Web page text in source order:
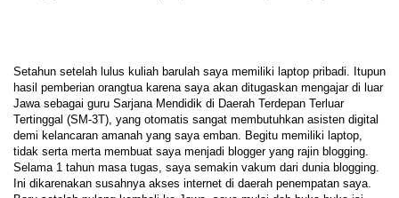
Setahun setelah lulus kuliah barulah saya memiliki laptop pribadi. Itupun
hasil pemberian orangtua karena saya akan ditugaskan mengajar di luar
Jawa sebagai guru Sarjana Mendidik di Daerah Terdepan Terluar
Tertinggal (SM-3T), yang otomatis sangat membutuhkan asisten digital
demi kelancaran amanah yang saya emban. Begitu memiliki laptop,
tidak serta merta membuat saya menjadi blogger yang rajin blogging.
Selama 1 tahun masa tugas, saya semakin vakum dari dunia blogging.
Ini dikarenakan susahnya akses internet di daerah penempatan saya.